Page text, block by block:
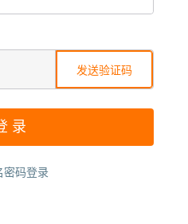
发送验证码
密码登录